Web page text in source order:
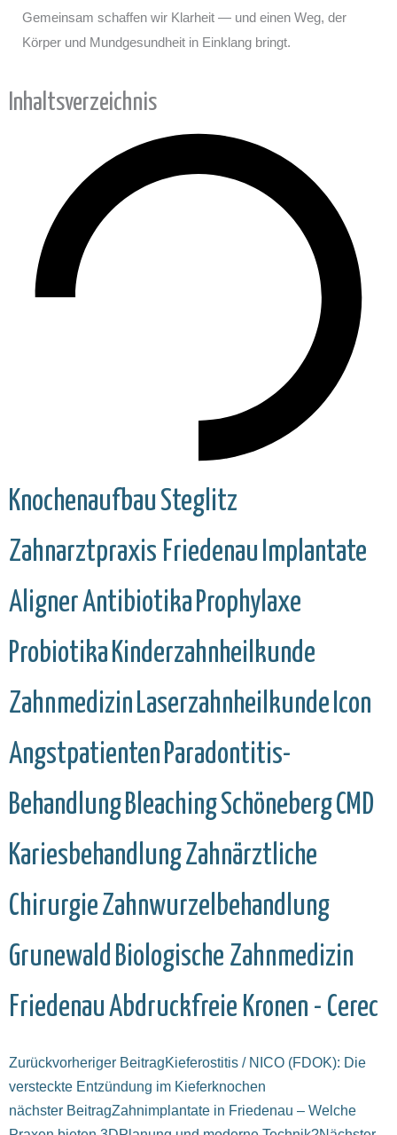
Inhaltsverzeichnis
Knochenaufbau Steglitz
Zahnarztpraxis Friedenau Implantate
AlignerAntibiotika Prophylaxe
Probiotika Kinderzahnheilkunde
Zahnmedizin Laserzahnheilkunde Icon
Angstpatienten Paradontitis-
Behandlung BleachingSchönebergCMD
KariesbehandlungZahnärztliche
ChirurgieZahnwurzelbehandlung
Grunewald Biologische Zahnmedizin
FriedenauAbdruckfreie Kronen - Cerec
Gemeinsam schaffen wir Klarheit — und einen Weg, der
Körper und Mundgesundheit in Einklang bringt.
Zurückvorheriger BeitragKieferostitis / NICO (FDOK): Die
versteckte Entzündung im Kieferknochen
nächster BeitragZahnimplantate in Friedenau – Welche